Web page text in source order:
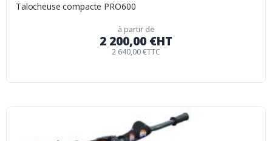
Talocheuse compacte PRO600
à partir de
2 200,00 €HT
2 640,00 €TTC